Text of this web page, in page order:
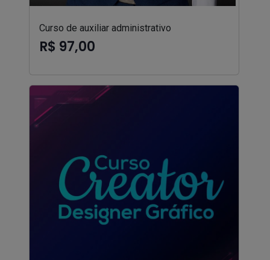
Curso de auxiliar administrativo
R$ 97,00